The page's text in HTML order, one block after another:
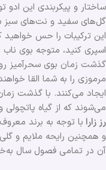
ساختار و پیکربندی این ادو
گل‌های سفید و نت‌های سبز
این ترکیبات را حس خواهید
اسپری کنید، متوجه بوی
گذشت زمان بوی سحرآمیز
مرموزی را به شما القا
ایجاد می‌کنند. با گذشت
می‌شوند که از گیاه
رز زارا با توجه به برند
و همچنین رایحه ملایم و
آن در تمامی فصول ‌سال